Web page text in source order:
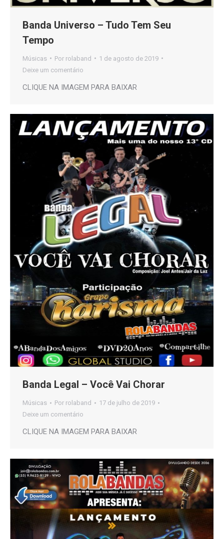
Banda Universo – Tudo Tem Seu
Tempo
Músicas Por rolaband
1 de agosto de 2019
Deixe um comentário
CLIQUE NA IMAGEM PARA BAIXAR
Banda Legal – Você Vai Chorar
Músicas Por rolaband
17 de julho de 2019
Deixe um comentário
CLIQUE NA IMAGEM PARA BAIXAR